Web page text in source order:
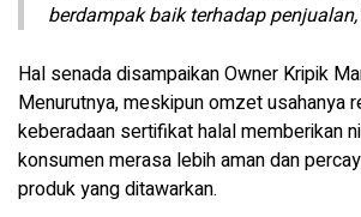
berdampak baik terhadap
Hal senada disampaikan Owner Kripik
Menurutnya, meskipun omzet usahanya
keberadaan sertifikat halal memberikan
konsumen merasa lebih aman dan
produk yang ditawarkan.